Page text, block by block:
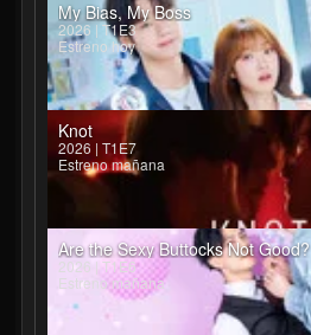
My Bias, My Boss
2026 | T1E3
Estreno hoy
Knot
2026 | T1E7
Estreno mañana
Are the Sexy Buttocks Not Good?
2026 | T1E6
Estreno mañana